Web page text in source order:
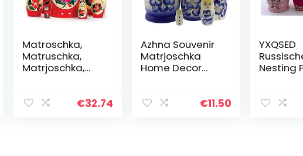
Matroschka,
Matruschka,
Matrjoschka,
€32.74
Azhna Souvenir
Matrjoschka
Home Decor
nesting pop,€11.50
YXQSED
Nesting